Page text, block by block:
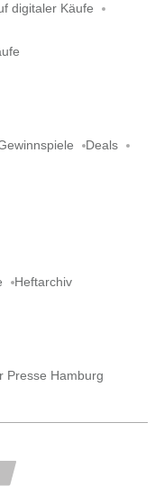
digitaler Käufe
Deals
Heftarchiv
Presse Hamburg